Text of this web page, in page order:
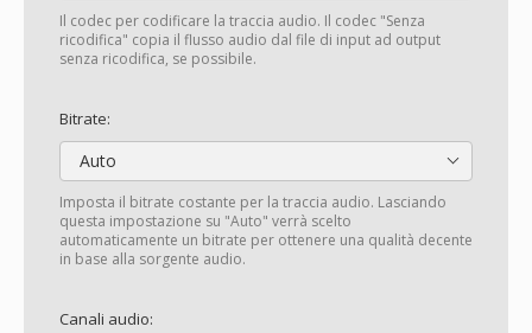
Il codec per codificare la traccia audio. Il codec "Senza
ricodifica" copia il flusso audio dal file di input ad output
senza ricodifica, se possibile.
Bitrate:
Auto
Imposta il bitrate costante per la traccia audio. Lasciando
questa impostazione su "Auto" verrà scelto
automaticamente un bitrate per ottenere una qualità decente
in base alla sorgente audio.
Canali audio: